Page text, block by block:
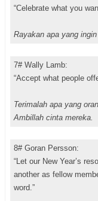
“Celebrate what you
Rayakan apa yang
7# Wally Lamb:
“Accept what people
Terimalah apa yang
Ambillah cinta mereka.
8# Goran Persson:
“Let our New Year’s
another as fellow
word.”